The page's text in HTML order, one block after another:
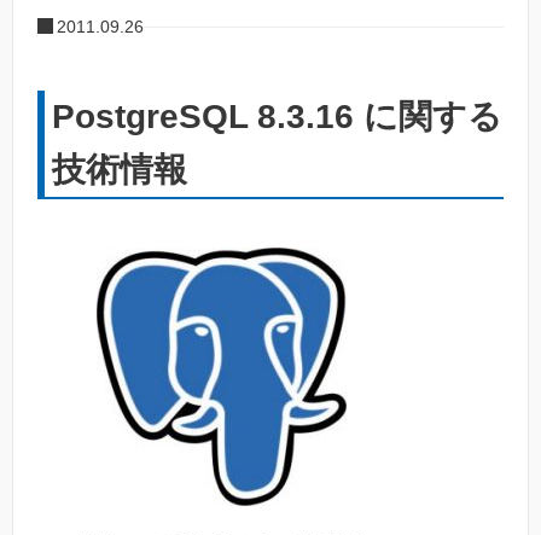
2011.09.26
PostgreSQL 8.3.16 に関する
技術情報